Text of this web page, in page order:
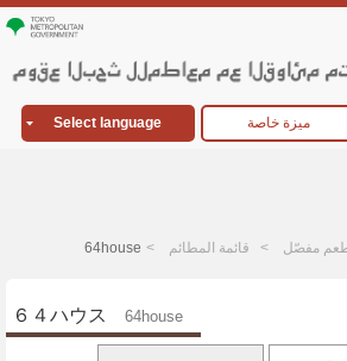
Select language ميزة خاصة
مفصّل قائمة المطائم 64house
６４ハウス 64house